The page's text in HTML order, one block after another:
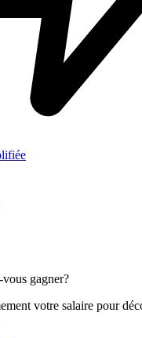
gagner?
votre salaire pour